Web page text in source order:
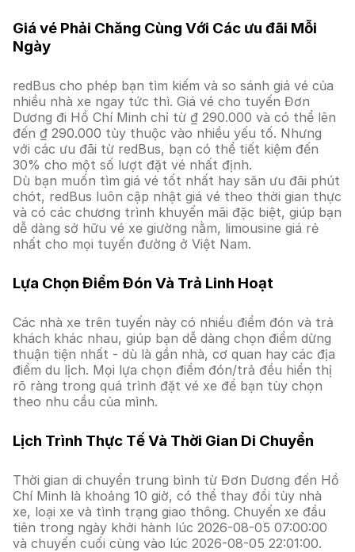
Giá vé Phải Chăng Cùng Với Các ưu đãi Mỗi
Ngày
redBus cho phép bạn tìm kiếm và so sánh giá vé của
nhiều nhà xe ngay tức thì. Giá vé cho tuyến Đơn
Dương đi Hồ Chí Minh chỉ từ ₫ 290.000 và có thể lên
đến ₫ 290.000 tùy thuộc vào nhiều yếu tố. Nhưng
với các ưu đãi từ redBus, bạn có thể tiết kiệm đến
30% cho một số lượt đặt vé nhất định.
Dù bạn muốn tìm giá vé tốt nhất hay săn ưu đãi phút
chót, redBus luôn cập nhật giá vé theo thời gian thực
và có các chương trình khuyến mãi đặc biệt, giúp bạn
dễ dàng sở hữu vé xe giường nằm, limousine giá rẻ
nhất cho mọi tuyến đường ở Việt Nam.
Lựa Chọn Điểm Đón Và Trả Linh Hoạt
Các nhà xe trên tuyến này có nhiều điểm đón và trả
khách khác nhau, giúp bạn dễ dàng chọn điểm dừng
thuận tiện nhất - dù là gần nhà, cơ quan hay các địa
điểm du lịch. Mọi lựa chọn điểm đón/trả đều hiển thị
rõ ràng trong quá trình đặt vé xe để bạn tùy chọn
theo nhu cầu của mình.
Lịch Trình Thực Tế Và Thời Gian Di Chuyển
Thời gian di chuyển trung bình từ Đơn Dương đến Hồ
Chí Minh là khoảng 10 giờ, có thể thay đổi tùy nhà
xe, loại xe và tình trạng giao thông. Chuyến xe đầu
tiên trong ngày khởi hành lúc 2026-08-05 07:00:00
và chuyến cuối cùng vào lúc 2026-08-05 22:01:00.